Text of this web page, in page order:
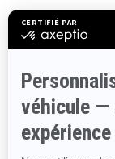
Inscrivez-vous à